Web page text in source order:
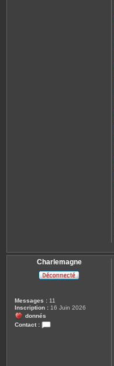
Charlemagne
Messages : 11
Inscription : 16 Juin 2026
donnés
Contact :